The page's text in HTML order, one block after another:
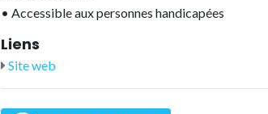
• Accessible aux personnes handicapées
Liens
Site web